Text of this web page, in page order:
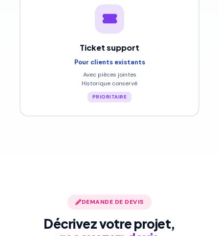
Ticket support
Pour clients existants
Avec pièces jointes
Historique conservé
PRIORITAIRE
DEMANDE DE DEVIS
Décrivez votre projet,